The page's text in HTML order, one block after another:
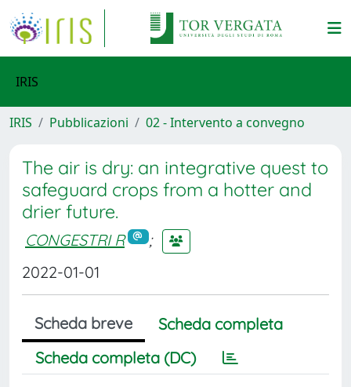
IRIS
IRIS Pubblicazioni 02 - Intervento a convegno
The air is dry: an integrative quest to
safeguard crops from a hotter and
drier future.
CONGESTRI R
;
2022-01-01
Scheda breve
Scheda completa
Scheda completa (DC)